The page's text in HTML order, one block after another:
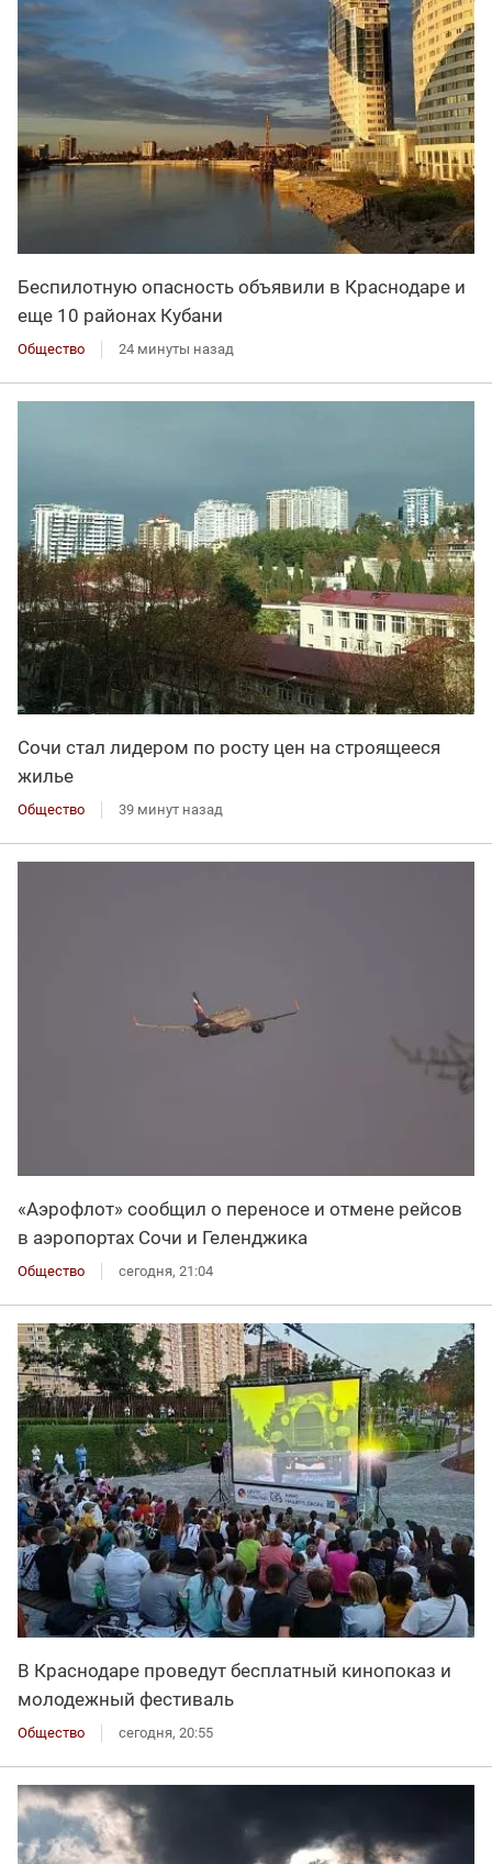
Беспилотную опасность объявили в Краснодаре и
еще 10 районах Кубани
Общество 24 минуты назад
Сочи стал лидером по росту цен на строящееся
жилье
Общество 39 минут назад
«Аэрофлот» сообщил о переносе и отмене рейсов
в аэропортах Сочи и Геленджика
Общество сегодня, 21:04
В Краснодаре проведут бесплатный кинопоказ и
молодежный фестиваль
Общество сегодня, 20:55